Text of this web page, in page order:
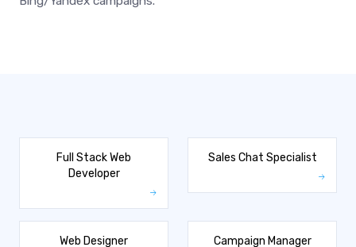
Full Stack Web
Developer
Sales Chat Specialist
Web Designer Campaign Manager